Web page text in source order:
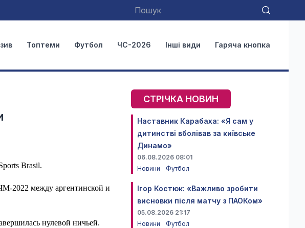
Топтеми Футбол ЧС-2026 Інші види Гаряча кнопка
Brasil.
2022 между аргентинской и
нулевой ничьей.
СТРІЧКА НОВИН
Наставник Карабаха: «Я сам у
дитинстві вболівав за київське
Динамо»
06.08.2026 08:01
Новини
Футбол
Ігор Костюк: «Важливо зробити
висновки після матчу з ПАОКом»
05.08.2026 21:17
Новини
Футбол